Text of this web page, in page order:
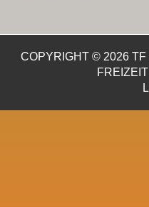
COPYRIGHT © 2026